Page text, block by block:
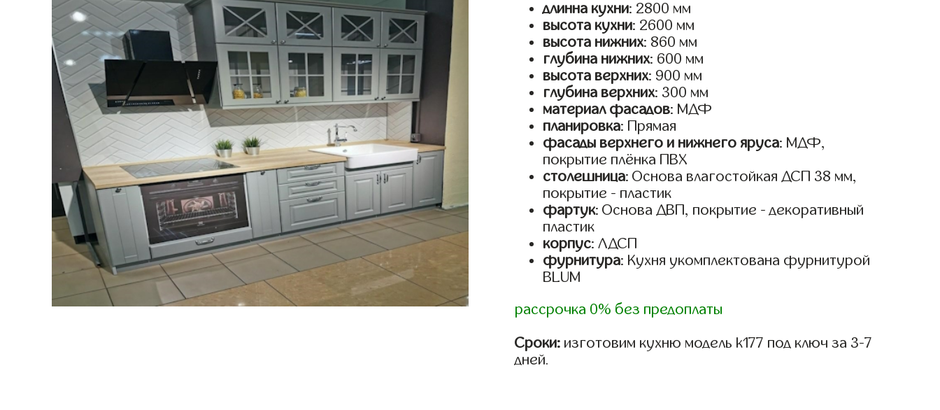
длинна кухни: 2800 мм
высота кухни: 2600 мм
высота нижних: 860 мм
глубина нижних: 600 мм
высота верхних: 900 мм
глубина верхних: 300 мм
материал фасадов: МДФ
планировка: Прямая
фасады верхнего и нижнего яруса: МДФ,
покрытие плёнка ПВХ
столешница: Основа влагостойкая ДСП 38 мм,
покрытие - пластик
фартук: Основа ДВП, покрытие - декоративный
пластик
корпус: ЛДСП
фурнитура: Кухня укомплектована фурнитурой
BLUM
рассрочка 0% без предоплаты
Сроки: изготовим кухню модель k177 под ключ за 3-7
дней.